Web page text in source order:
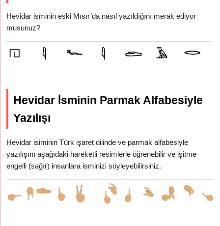
Hevidar isminin eski Mısır’da nasıl yazıldığını merak ediyor
musunuz?
Hevidar İsminin Parmak Alfabesiyle
Yazılışı
Hevidar isiminin Türk işaret dilinde ve parmak alfabesiyle
yazılışını aşağıdaki hareketli resimlerle öğrenebilir ve işitme
engelli (sağır) insanlara isminizi söyleyebilirsiniz.